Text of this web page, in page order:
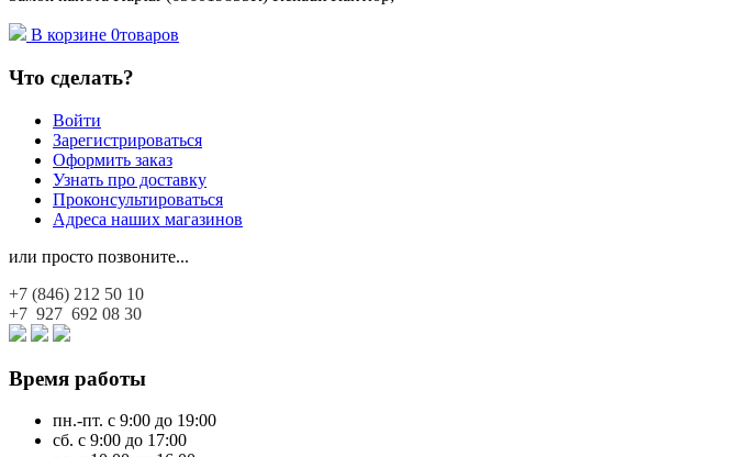
В корзине 0товаров
Что сделать?
Войти
Зарегистрироваться
Оформить заказ
Узнать про доставку
Проконсультироваться
Адреса наших магазинов
или просто позвоните...
+7 (846) 212 50 10
+7 927 692 08 30
Время работы
пн.-пт. с 9:00 до 19:00
сб. с 9:00 до 17:00